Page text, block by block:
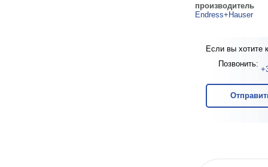
производитель
Endress+Hauser
Если вы хотите
Позвонить: